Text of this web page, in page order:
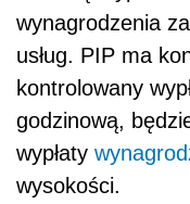
wynagrodzenia
usług. PIP ma
kontrolowany
godzinową,
wypłaty
wysokości.